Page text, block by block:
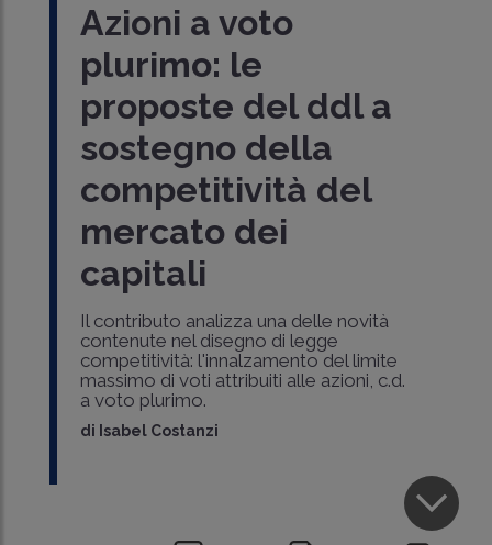
Azioni a voto
plurimo: le
proposte del ddl a
sostegno della
competitività del
mercato dei
capitali
Il contributo analizza una delle novità
contenute nel disegno di legge
competitività: l'innalzamento del limite
massimo di voti attribuiti alle azioni, c.d.
a voto plurimo.
di Isabel Costanzi